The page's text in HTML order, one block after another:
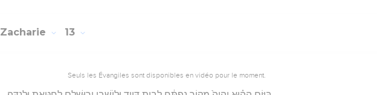
Zacharie 13
Seuls les Évangiles sont disponibles en vidéo pour le moment.